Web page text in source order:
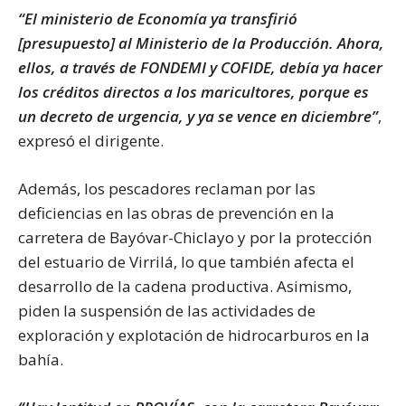
“El ministerio de Economía ya transfirió
[presupuesto] al Ministerio de la Producción. Ahora,
ellos, a través de FONDEMI y COFIDE, debía ya hacer
los créditos directos a los maricultores, porque es
un decreto de urgencia, y ya se vence en diciembre”,
expresó el dirigente.
Además, los pescadores reclaman por las
deficiencias en las obras de prevención en la
carretera de Bayóvar-Chiclayo y por la protección
del estuario de Virrilá, lo que también afecta el
desarrollo de la cadena productiva. Asimismo,
piden la suspensión de las actividades de
exploración y explotación de hidrocarburos en la
bahía.